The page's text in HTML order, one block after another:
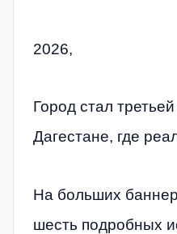
2026,
Город стал
Дагестане, где
На больших
шесть подробных